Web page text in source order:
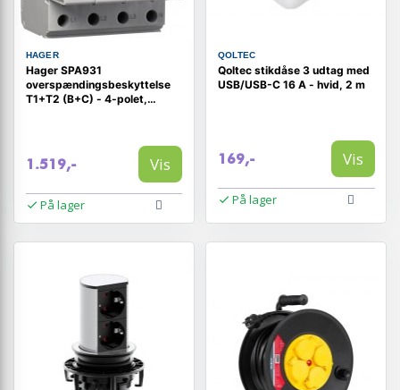
HAGER
Hager SPA931
overspændingsbeskyttelse
T1+T2 (B+C) - 4-polet,
1.519,- Vis
På lager
QOLTEC
Qoltec stikdåse 3 udtag med
USB/USB-C 16 A - hvid, 2 m
169,- Vis
På lager